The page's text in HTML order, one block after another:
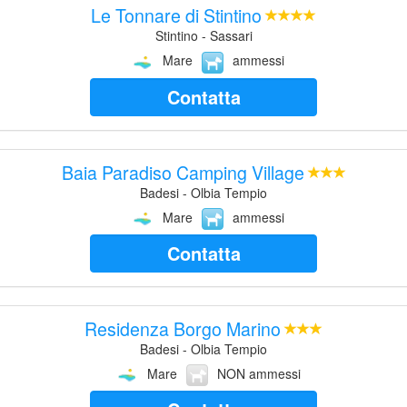
Le Tonnare di Stintino
Stintino - Sassari
Mare
ammessi
Contatta
Baia Paradiso Camping Village
Badesi - Olbia Tempio
Mare
ammessi
Contatta
Residenza Borgo Marino
Badesi - Olbia Tempio
Mare
NON ammessi